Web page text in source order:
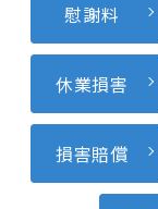
慰謝料
休業損害
損害賠償